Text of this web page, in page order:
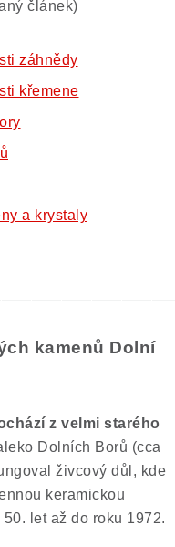
článek)
záhnědy
křemene
a krystaly
kamenů Dolní
z velmi starého
Dolních Borů (cca
živcový důl, kde
keramickou
let až do roku 1972.